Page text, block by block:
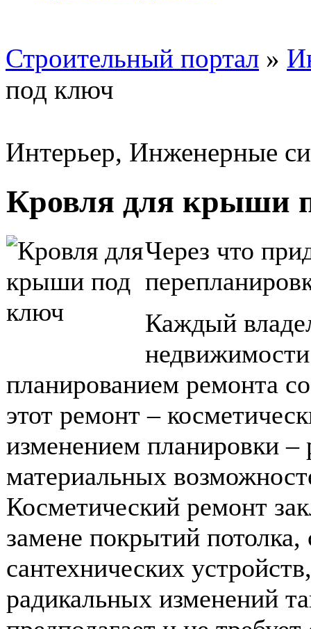
Строительный портал »
под ключ
Интерьер, Инженерные
Кровля для крыши
Через что
Каждый
недвижимости
планированием ремонта
этот ремонт –
изменением планировки –
материальных
Косметический ремонт
замене покрытий
сантехнических
радикальных изменений